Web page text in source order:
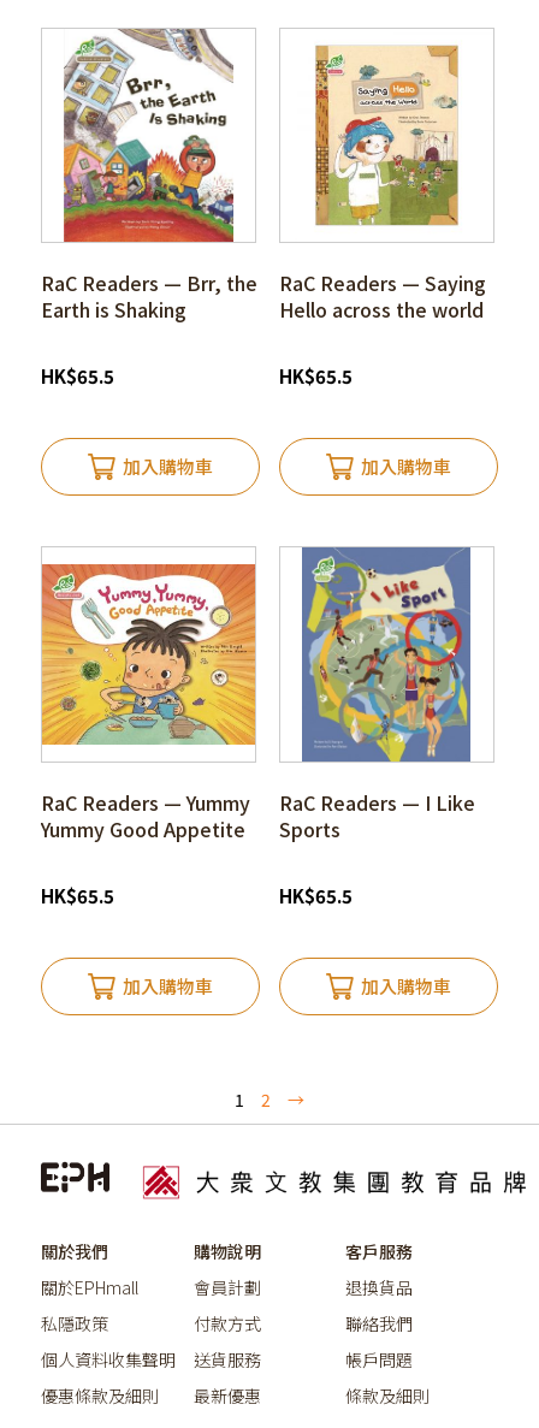
RaC Readers — Brr, the
Earth is Shaking
HK$65.5
加入購物車
RaC Readers — Saying
Hello across the world
HK$65.5
加入購物車
RaC Readers — Yummy
Yummy Good Appetite
HK$65.5
加入購物車
RaC Readers — I Like
Sports
HK$65.5
加入購物車
1 2 →
關於我們
關於EPHmall
私隱政策
個人資料收集聲明
優惠條款及細則
購物說明
會員計劃
付款方式
送貨服務
最新優惠
客戶服務
退換貨品
聯絡我們
帳戶問題
條款及細則